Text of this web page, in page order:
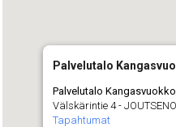
Palvelutalo
Palvelutalo Kangasvuokko
Välskärintie 4 - JOUTSENO
Tapahtumat